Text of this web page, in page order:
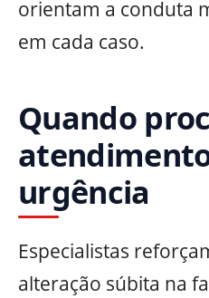
orientam a conduta
em cada caso.
Quando
urgência
Especialistas
alteração súbita na